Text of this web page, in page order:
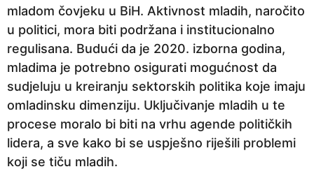
mladom čovjeku u BiH. Aktivnost mladih, naročito
u politici, mora biti podržana i institucionalno
regulisana. Budući da je 2020. izborna godina,
mladima je potrebno osigurati mogućnost da
sudjeluju u kreiranju sektorskih politika koje imaju
omladinsku dimenziju. Uključivanje mladih u te
procese moralo bi biti na vrhu agende političkih
lidera, a sve kako bi se uspješno riješili problemi
koji se tiču mladih.